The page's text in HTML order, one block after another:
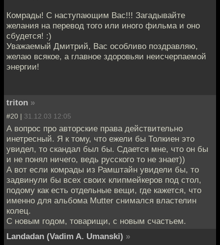
Комрады! С наступающим Вас!!! Загадывайте
желания на перевод того или иного фильма и оно
сбудется! :)
Уважаемый Дмитрий, Вас особливо поздравляю,
желаю всякое, а главное здоровьяи неисчерпаемой
энергии!
triton »
#20 | 31.12.03 12:05
А вопрос про авторские права действительно
инетресный. Я к тому, что ежели бы Толкиен это
увидел, то скандал был бы. Сдается мне, что он бы
и не понял ничего, ведь русского то не знает))
А вот если комрады из Рамштайн увидели бы, то
задвинули бы всех своих клипмейкеров под стол,
подому как есть отдельные вещи, где кажется, что
именно для альбома Mutter снимался властелин
колец.
С новым годом, товарищи, с новым счастьем.
Landadan (Vadim A. Umanski) »